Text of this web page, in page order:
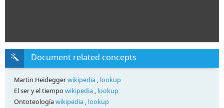
Document related concepts
Martin Heideggerwikipedia , lookup
El ser y el tiempo wikipedia , lookup
Ontoteología wikipedia , lookup